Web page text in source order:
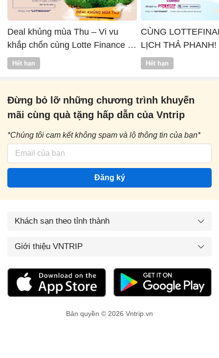
Deal khủng mùa Thu – Vi vu
khắp chốn cùng Lotte Finance x
Vntrip
Hết hạn
CÙNG
LỊCH THẢ PHANH!
Hết hạn
Đừng bỏ lỡ những chương trình khuyến
mãi cùng quà tặng hấp dẫn của Vntrip
*Chúng tôi cam kết không spam và lộ thông tin của bạn*
Đăng ký
Khách sạn theo tỉnh thành
Giới thiệu VNTRIP
Bản quyền © 2026 Vntrip.vn